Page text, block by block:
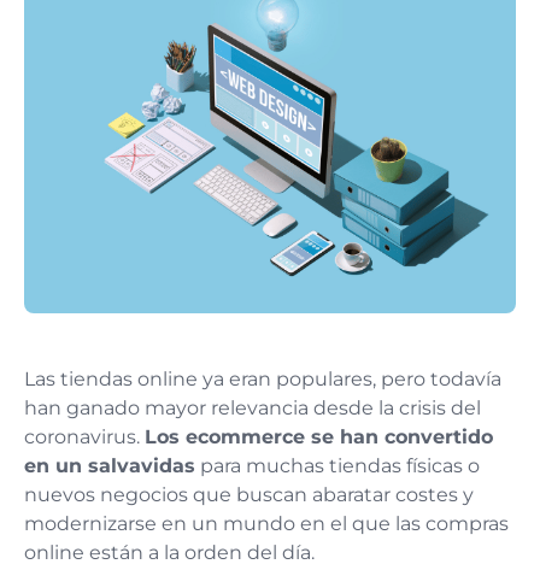
Las tiendas online ya eran populares, pero todavía
han ganado mayor relevancia desde la crisis del
coronavirus. Los ecommerce se han convertido
en un salvavidas para muchas tiendas físicas o
nuevos negocios que buscan abaratar costes y
modernizarse en un mundo en el que las compras
online están a la orden del día.